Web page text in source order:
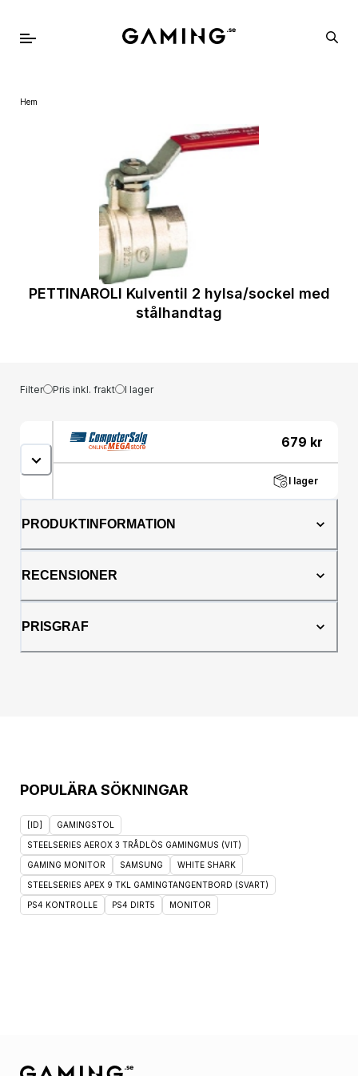
Hem
PETTINAROLI Kulventil 2 hylsa/sockel med
stålhandtag
Filter Pris inkl. frakt I lager
679 kr
I lager
PRODUKTINFORMATION
RECENSIONER
PRISGRAF
POPULÄRA SÖKNINGAR
[ID] GAMINGSTOL
STEELSERIES AEROX 3 TRÅDLÖS GAMINGMUS (VIT)
GAMING MONITOR SAMSUNG WHITE SHARK
STEELSERIES APEX 9 TKL GAMINGTANGENTBORD (SVART)
PS4 KONTROLLE PS4 DIRT5 MONITOR